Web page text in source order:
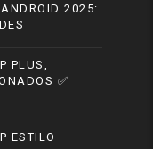
2025:
PLUS,
✅
ESTILO